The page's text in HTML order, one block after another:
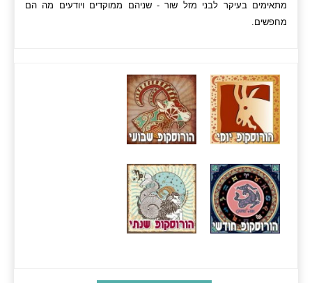
מתאימים בעיקר לבני מזל שור - שניהם ממוקדים ויודעים מה הם
מחפשים.